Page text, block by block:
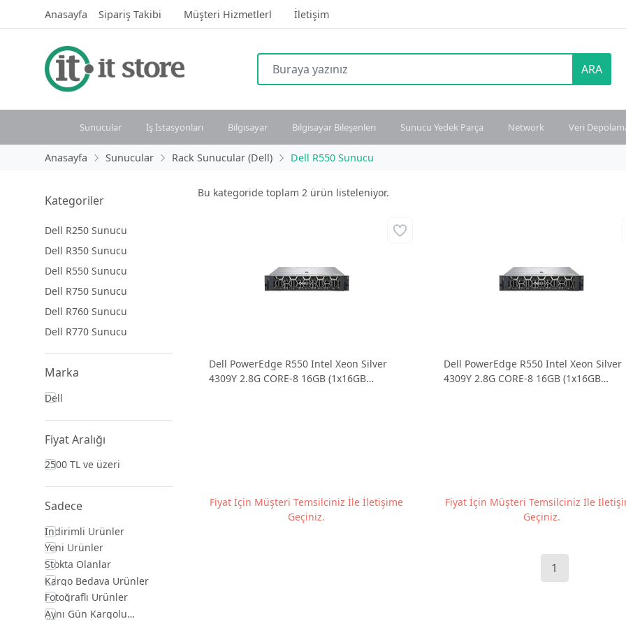
Anasayfa Sipariş Takibi Müşteri Hizmetlerl İletişim
ARA
Sunucular İş İstasyonları Bilgisayar Bilgisayar Bileşenleri Sunucu Yedek Parça Network Veri
Anasayfa Sunucular Rack Sunucular (Dell) Dell R550 Sunucu
Kategoriler
Dell R250 Sunucu
Dell R350 Sunucu
Dell R550 Sunucu
Dell R750 Sunucu
Dell R760 Sunucu
Dell R770 Sunucu
Marka
Dell
Fiyat Aralığı
2500 TL ve üzeri
Sadece
İndirimli Ürünler
Yeni Ürünler
Stokta Olanlar
Kargo Bedava Ürünler
Fotoğraflı Ürünler
Aynı Gün Kargolu
Bu kategoride toplam 2ürün listeleniyor.
Dell PowerEdge R550 Intel Xeon Silver
4309Y 2.8G CORE-8 16GB (1x16GB
Fiyat İçin Müşteri Temsilciniz İle İletişime
Geçiniz.
Dell PowerEdge R550 Intel Xeon Silver
4309Y 2.8G CORE-8 16GB (1x16GB
Fiyat İçin Müşteri Temsilciniz İle
Geçiniz.
1